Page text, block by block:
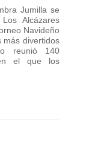
Jumilla se
Alcázares
Navideño
más divertidos
reunió 140
el que los